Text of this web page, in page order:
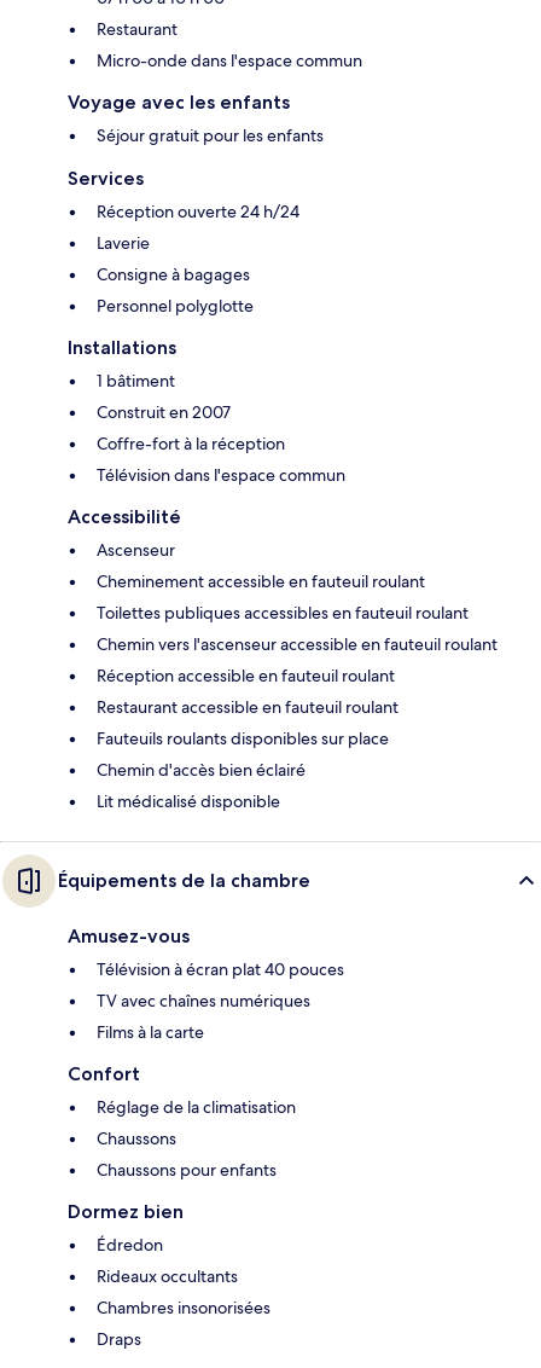
Restaurant
Micro-onde dans l'espace commun
Voyage avec les enfants
Séjour gratuit pour les enfants
Services
Réception ouverte 24 h/24
Laverie
Consigne à bagages
Personnel polyglotte
Installations
1 bâtiment
Construit en 2007
Coffre-fort à la réception
Télévision dans l'espace commun
Accessibilité
Ascenseur
Cheminement accessible en fauteuil roulant
Toilettes publiques accessibles en fauteuil roulant
Chemin vers l'ascenseur accessible en fauteuil roulant
Réception accessible en fauteuil roulant
Restaurant accessible en fauteuil roulant
Fauteuils roulants disponibles sur place
Chemin d'accès bien éclairé
Lit médicalisé disponible
Équipements de la chambre
Amusez-vous
Télévision à écran plat 40 pouces
TV avec chaînes numériques
Films à la carte
Confort
Réglage de la climatisation
Chaussons
Chaussons pour enfants
Dormez bien
Édredon
Rideaux occultants
Chambres insonorisées
Draps